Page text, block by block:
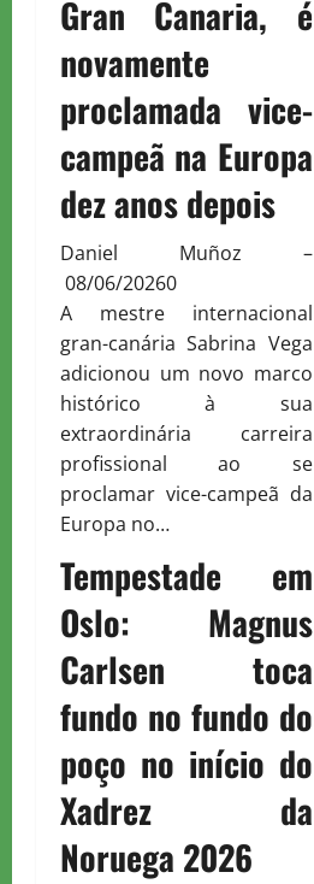
Gran Canaria, é
novamente
proclamada vice-
campeã na Europa
dez anos depois
Daniel Muñoz –
08/06/20260
A mestre internacional
gran-canária Sabrina Vega
adicionou um novo marco
histórico à sua
extraordinária carreira
profissional ao se
proclamar vice-campeã da
Europa no…
Tempestade em
Oslo: Magnus
Carlsen toca
fundo no fundo do
poço no início do
Xadrez da
Noruega 2026